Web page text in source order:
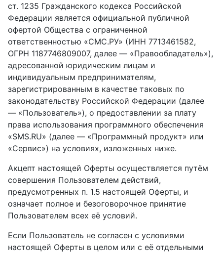
ст. 1235 Гражданского кодекса Российской
Федерации является официальной публичной
офертой Общества с ограниченной
ответственностью «СМС.РУ» (ИНН 7713461582,
ОГРН 1187746809007, далее — «Правообладатель»),
адресованной юридическим лицам и
индивидуальным предпринимателям,
зарегистрированным в качестве таковых по
законодательству Российской Федерации (далее
— «Пользователь»), о предоставлении за плату
права использования программного обеспечения
«SMS.RU» (далее — «Программный продукт» или
«Сервис») на условиях, изложенных ниже.
Акцепт настоящей Оферты осуществляется путём
совершения Пользователем действий,
предусмотренных п. 1.5 настоящей Оферты, и
означает полное и безоговорочное принятие
Пользователем всех её условий.
Если Пользователь не согласен с условиями
настоящей Оферты в целом или с её отдельными